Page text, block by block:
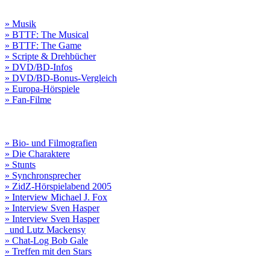
» Musik
» BTTF: The Musical
» BTTF: The Game
» Scripte & Drehbücher
» DVD/BD-Infos
» DVD/BD-Bonus-Vergleich
» Europa-Hörspiele
» Fan-Filme
» Bio- und Filmografien
» Die Charaktere
» Stunts
» Synchronsprecher
» ZidZ-Hörspielabend 2005
» Interview Michael J. Fox
» Interview Sven Hasper
» Interview Sven Hasper
und Lutz Mackensy
» Chat-Log Bob Gale
» Treffen mit den Stars